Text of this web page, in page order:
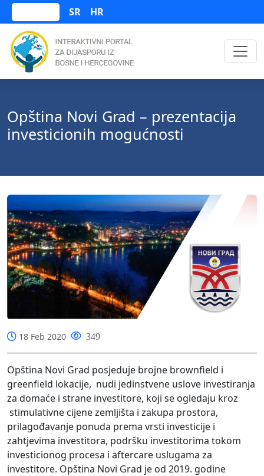
SR HR
Opština Novi Grad – prezentacija
investicionih mogućnosti
18 Feb 2020 349
Opština Novi Grad posjeduje brojne brownfield i
greenfield lokacije, nudi jedinstvene uslove investiranja
za domaće i strane investitore, koji se ogledaju kroz
stimulativne cijene zemljišta i zakupa prostora,
prilagođavanje ponuda prema vrsti investicije i
zahtjevima investitora, podršku investitorima tokom
investicionog procesa i aftercare uslugama za
investitore. Opština Novi Grad je od 2019. godine